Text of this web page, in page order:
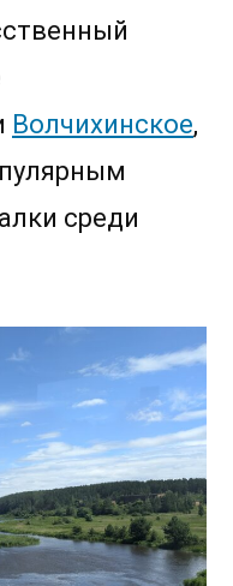
Волчихинское,
среди